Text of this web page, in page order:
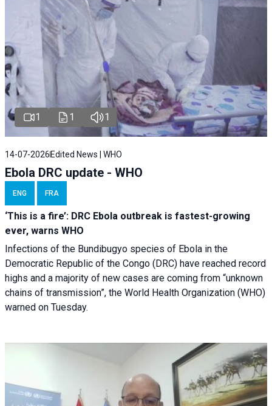
1 1 1
14-07-2026 Edited News | WHO
Ebola DRC update - WHO
ENG FRA
‘This is a fire’: DRC Ebola outbreak is fastest-growing
ever, warns WHO
Infections of the Bundibugyo species of Ebola in the
Democratic Republic of the Congo (DRC) have reached record
highs and a majority of new cases are coming from “unknown
chains of transmission”, the World Health Organization (WHO)
warned on Tuesday.